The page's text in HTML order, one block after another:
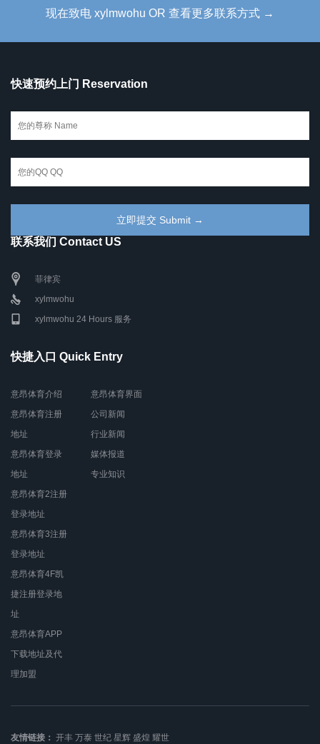
现在致电 xylmwohu OR 查看更多联系方式 →
快速预约上门 Reservation
联系我们 Contact US
菲律宾
xylmwohu
xylmwohu 24 Hours 服务
快捷入口 Quick Entry
意昂体育介绍
意昂体育注册
地址
意昂体育登录
地址
意昂体育2注册
登录地址
意昂体育3注册
登录地址
意昂体育4F凯
捷注册登录地
址
意昂体育APP
下载地址及代
理加盟
意昂体育界面
公司新闻
行业新闻
媒体报道
专业知识
友情链接： 开丰 万泰 世纪 星辉 盛煌 耀世